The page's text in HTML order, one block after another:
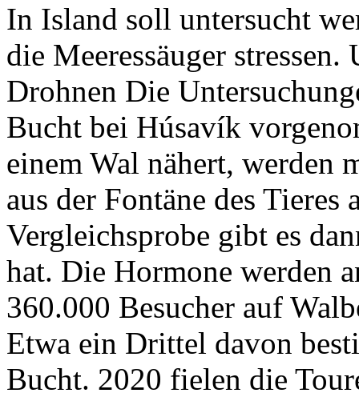
In Island soll untersucht
die Meeressäuger
Drohnen Die
Bucht bei Húsavík
einem Wal nähert, werden
aus der Fontäne des Tieres
Vergleichsprobe gibt es
hat. Die Hormone werden
360.000 Besucher auf
Etwa ein Drittel davon
Bucht. 2020 fielen die